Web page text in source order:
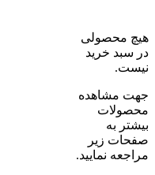
هیچ محصولی
در سبد خرید
نیست.
جهت مشاهده
محصولات
بیشتر به
صفحات زیر
مراجعه نمایید.